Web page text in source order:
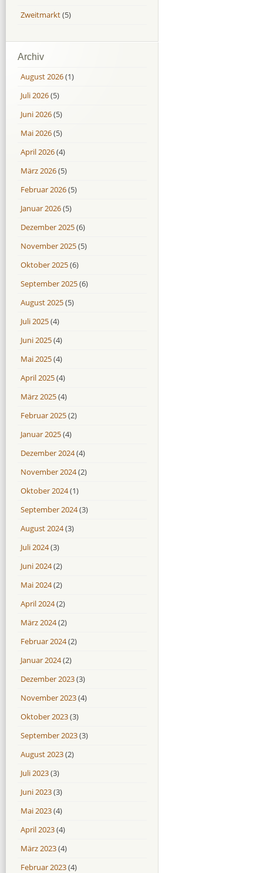
Zweitmarkt(5)
Archiv
August 2026(1)
Juli 2026(5)
Juni 2026(5)
Mai 2026(5)
April 2026(4)
März 2026(5)
Februar 2026(5)
Januar 2026(5)
Dezember 2025(6)
November 2025(5)
Oktober 2025(6)
September 2025(6)
August 2025(5)
Juli 2025(4)
Juni 2025(4)
Mai 2025(4)
April 2025(4)
März 2025(4)
Februar 2025(2)
Januar 2025(4)
Dezember 2024(4)
November 2024(2)
Oktober 2024(1)
September 2024(3)
August 2024(3)
Juli 2024(3)
Juni 2024(2)
Mai 2024(2)
April 2024(2)
März 2024(2)
Februar 2024(2)
Januar 2024(2)
Dezember 2023(3)
November 2023(4)
Oktober 2023(3)
September 2023(3)
August 2023(2)
Juli 2023(3)
Juni 2023(3)
Mai 2023(4)
April 2023(4)
März 2023(4)
Februar 2023(4)